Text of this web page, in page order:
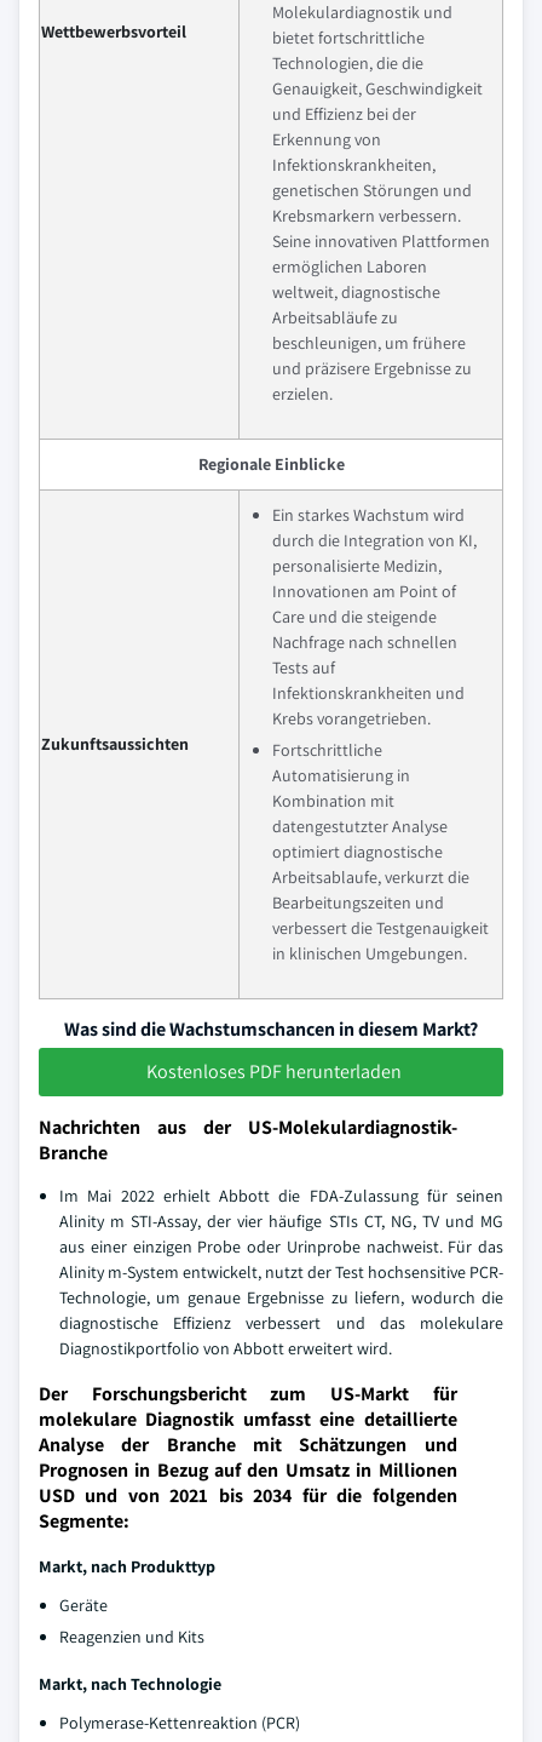
Wettbewerbsvorteil
Molekulardiagnostik und
bietet fortschrittliche
Technologien, die die
Genauigkeit, Geschwindigkeit
und Effizienz bei der
Erkennung von
Infektionskrankheiten,
genetischen Störungen und
Krebsmarkern verbessern.
Seine innovativen Plattformen
ermöglichen Laboren
weltweit, diagnostische
Arbeitsabläufe zu
beschleunigen, um frühere
und präzisere Ergebnisse zu
erzielen.
Regionale Einblicke
Zukunftsaussichten
Ein starkes Wachstum wird
durch die Integration von KI,
personalisierte Medizin,
Innovationen am Point of
Care und die steigende
Nachfrage nach schnellen
Tests auf
Infektionskrankheiten und
Krebs vorangetrieben.
Fortschrittliche
Automatisierung in
Kombination mit
datengestutzter Analyse
optimiert diagnostische
Arbeitsablaufe, verkurzt die
Bearbeitungszeiten und
verbessert die Testgenauigkeit
in klinischen Umgebungen.
Was sind die Wachstumschancen in diesem Markt?
Kostenloses PDF herunterladen
Nachrichten aus der US-Molekulardiagnostik-
Branche
Im Mai 2022 erhielt Abbott die FDA-Zulassung für seinen
Alinity m STI-Assay, der vier häufige STIs CT, NG, TV und MG
aus einer einzigen Probe oder Urinprobe nachweist. Für das
Alinity m-System entwickelt, nutzt der Test hochsensitive PCR-
Technologie, um genaue Ergebnisse zu liefern, wodurch die
diagnostische Effizienz verbessert und das molekulare
Diagnostikportfolio von Abbott erweitert wird.
Der Forschungsbericht zum US-Markt für
molekulare Diagnostik umfasst eine detaillierte
Analyse der Branche mit Schätzungen und
Prognosen in Bezug auf den Umsatz in Millionen
USD und von 2021 bis 2034 für die folgenden
Segmente:
Markt, nach Produkttyp
Geräte
Reagenzien und Kits
Markt, nach Technologie
Polymerase-Kettenreaktion (PCR)